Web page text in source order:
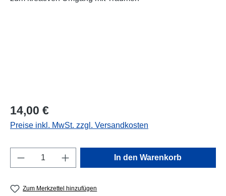
Regulärer Preis:
14,00 €
Preise inkl. MwSt. zzgl. Versandkosten
Produkt Anzahl: Gib den gewünschten
In den Warenkorb
Zum Merkzettel hinzufügen